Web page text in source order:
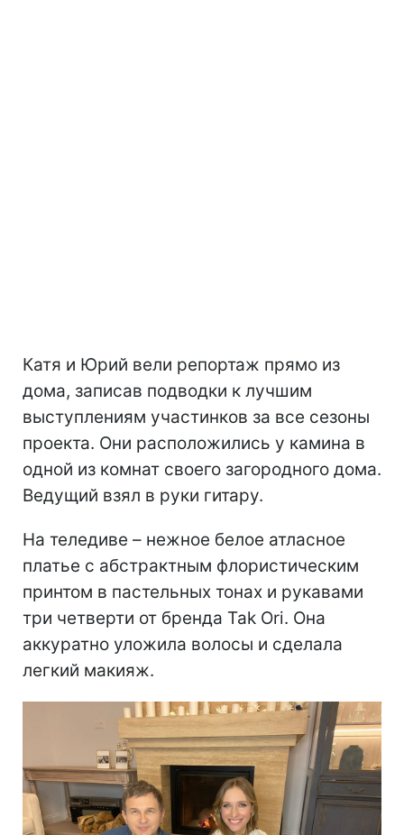
Катя и Юрий вели репортаж прямо из
дома, записав подводки к лучшим
выступлениям участинков за все сезоны
проекта. Они расположились у камина в
одной из комнат своего загородного дома.
Ведущий взял в руки гитару.
На теледиве – нежное белое атласное
платье с абстрактным флористическим
принтом в пастельных тонах и рукавами
три четверти от бренда Tak Ori. Она
аккуратно уложила волосы и сделала
легкий макияж.